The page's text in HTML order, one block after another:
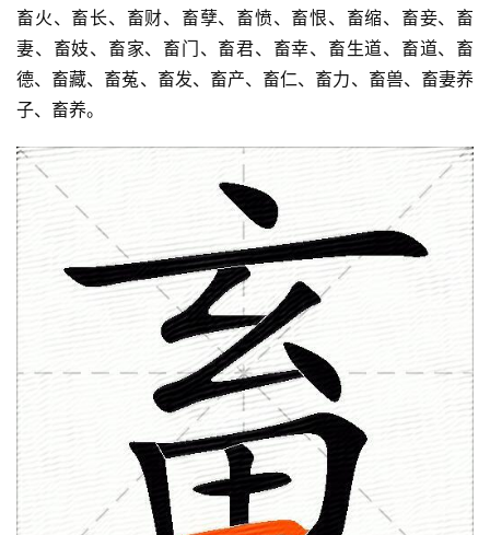
畜火、畜长、畜财、畜孽、畜愤、畜恨、畜缩、畜妾、畜
妻、畜妓、畜家、畜门、畜君、畜幸、畜生道、畜道、畜
德、畜藏、畜菟、畜发、畜产、畜仁、畜力、畜兽、畜妻养
子、畜养。